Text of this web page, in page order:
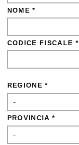
NOME *
CODICE FISCALE *
REGIONE *
PROVINCIA *